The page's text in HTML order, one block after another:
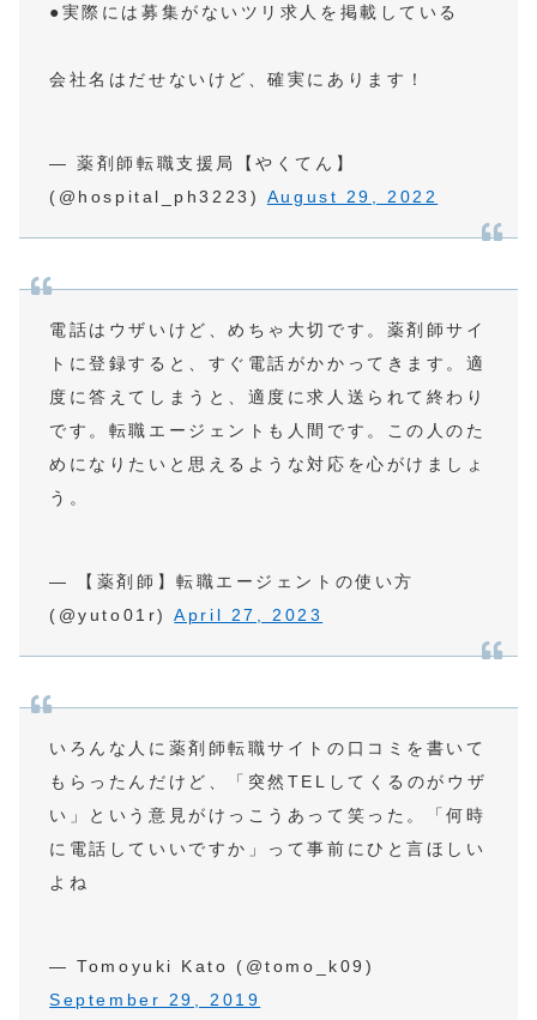
●実際には募集がないツリ求人を掲載している
会社名はだせないけど、確実にあります！
— 薬剤師転職支援局【やくてん】
(@hospital_ph3223) August 29, 2022
電話はウザいけど、めちゃ大切です。薬剤師サイ
トに登録すると、すぐ電話がかかってきます。適
度に答えてしまうと、適度に求人送られて終わり
です。転職エージェントも人間です。この人のた
めになりたいと思えるような対応を心がけましょ
う。
— 【薬剤師】転職エージェントの使い方
(@yuto01r)April 27, 2023
いろんな人に薬剤師転職サイトの口コミを書いて
もらったんだけど、「突然TELしてくるのがウザ
い」という意見がけっこうあって笑った。「何時
に電話していいですか」って事前にひと言ほしい
よね
— Tomoyuki Kato (@tomo_k09)
September 29, 2019